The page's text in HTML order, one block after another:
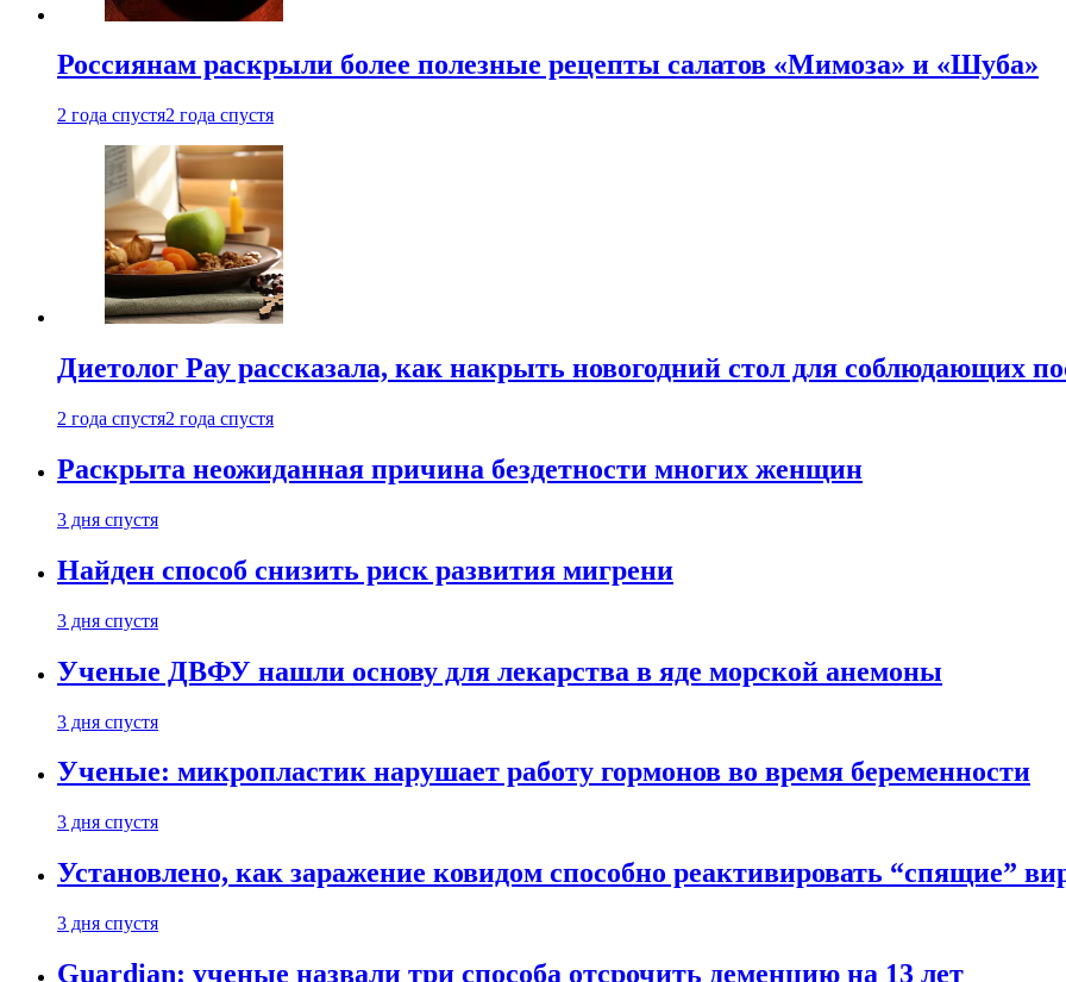
Россиянам раскрыли более полезные рецепты салатов «Мимоза» и «Шуба»
2 года спустя2 года спустя
Диетолог Рау рассказала, как накрыть новогодний стол для соблюдающих
2 года спустя2 года спустя
Раскрыта неожиданная причина бездетности многих женщин
3 дня спустя
Найден способ снизить риск развития мигрени
3 дня спустя
Ученые ДВФУ нашли основу для лекарства в яде морской анемоны
3 дня спустя
Ученые: микропластик нарушает работу гормонов во время беременности
3 дня спустя
Установлено, как заражение ковидом способно реактивировать “спящие”
3 дня спустя
Guardian: ученые назвали три способа отсрочить деменцию на 13 лет